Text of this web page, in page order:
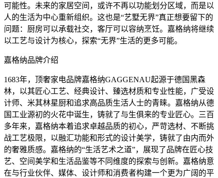
可能性。未来的家居空间，或许不再以功能划分区域，而是以
人的生活为中心重新组织。这也是“艺墅无界”真正想要留下的
问题：厨房可以承载社交，客厅可以容纳烹饪。嘉格纳将继续
以工艺与设计为核心，探索“无界”生活的更多可能。
嘉格纳品牌介绍
1683年，顶奢家电品牌嘉格纳GAGGENAU起源于德国黑森
林，以其匠心工艺、经典设计、臻选材质和专业性能，广受设
计师、米其林星厨和追求高品质生活人士的青睐。嘉格纳从德
国工业源初的火花中诞生，铸就了与生俱来的专业匠心。三百
多年来，嘉格纳本着追求卓越品质的初心，严苛选材、不断挑
战工艺极限，以融汇功能和形式的设计美学，铸就了由内而外
的奢雅质感。嘉格纳的“生活艺术之道”，展现了品牌在匠心技
艺、空间美学和生活品鉴等不同维度的探索与创新。嘉格纳意
在与行业伙伴、媒体、设计师和消费者构建一个更为广阔的平